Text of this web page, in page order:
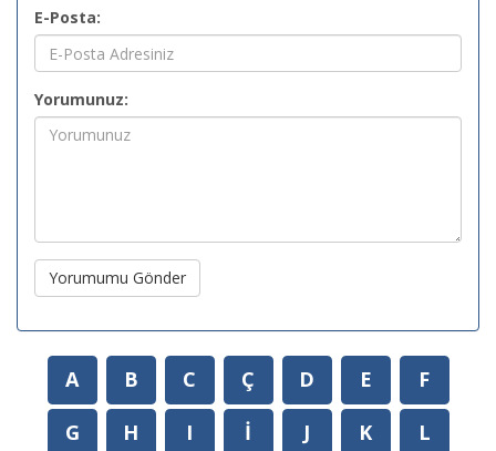
E-Posta:
Yorumunuz:
Yorumumu Gönder
A B C Ç D E
F
G
H I İ J K L